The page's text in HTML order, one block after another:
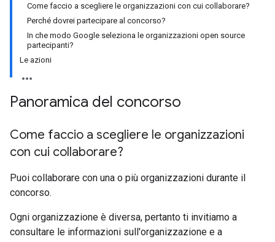
Come faccio a scegliere le organizzazioni con cui collaborare?
Perché dovrei partecipare al concorso?
In che modo Google seleziona le organizzazioni open source
partecipanti?
Le azioni
Panoramica del concorso
Come faccio a scegliere le organizzazioni
con cui collaborare?
Puoi collaborare con una o più organizzazioni durante il
concorso.
Ogni organizzazione è diversa, pertanto ti invitiamo a
consultare le informazioni sull'organizzazione e a